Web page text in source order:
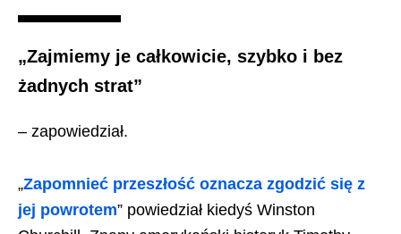
„Zajmiemy je całkowicie, szybko i bez
żadnych strat”
– zapowiedział.
„Zapomnieć przeszłość oznacza zgodzić się z
jej powrotem” powiedział kiedyś Winston